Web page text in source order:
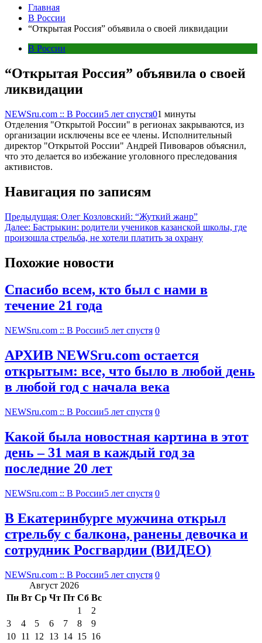
Главная
В России
“Открытая Россия” объявила о своей ликвидации
В России
“Открытая Россия” объявила о своей
ликвидации
NEWSru.com :: В России5 лет спустя01 минуты
Отделения "Открытой России" в регионах закрываются, из
организации исключены все ее члены. Исполнительный
директор "Открытой России" Андрей Пивоваров объяснил,
что это делается во избежание уголовного преследования
активистов.
Навигация по записям
Предыдущая: Олег Козловский: “Жуткий жанр”
Далее: Бастрыкин: родители учеников казанской школы, где
произошла стрельба, не хотели платить за охрану
Похожие новости
Спасибо всем, кто был с нами в
течение 21 года
NEWSru.com :: В России5 лет спустя 0
АРХИВ NEWSru.com остается
открытым: все, что было в любой день
в любой год с начала века
NEWSru.com :: В России5 лет спустя 0
Какой была новостная картина в этот
день – 31 мая в каждый год за
последние 20 лет
NEWSru.com :: В России5 лет спустя 0
В Екатеринбурге мужчина открыл
стрельбу с балкона, ранены девочка и
сотрудник Росгвардии (ВИДЕО)
NEWSru.com :: В России5 лет спустя 0
Август 2026
Пн Вт Ср Чт Пт Сб Вс
1
2
3
4 5 6 7 8
9
10 11 12 13 14 15 16